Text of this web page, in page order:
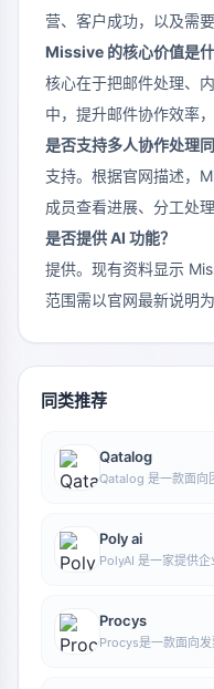
营、客户成功，以及需
Missive 的核心价值是什
核心在于把邮件处理、
中，提升邮件协作效率
是否支持多人协作处理
支持。根据官网描述，
成员查看进展、分工处
是否提供 AI 功能？
提供。现有资料显示
范围需以官网最新说明为
同类推荐
Qatalog
Qatalog 是一款面向
Poly ai
PolyAI 是一家提供
Procys
Procys是一款面向